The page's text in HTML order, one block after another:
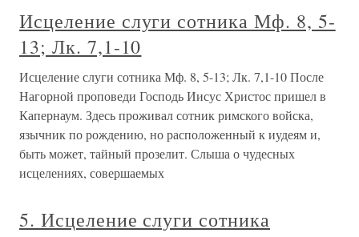
Исцеление слуги сотника Мф. 8, 5-
13; Лк. 7,1-10
Исцеление слуги сотника Мф. 8, 5-13; Лк. 7,1-10 После
Нагорной проповеди Господь Иисус Христос пришел в
Капернаум. Здесь проживал сотник римского войска,
язычник по рождению, но расположенный к иудеям и,
быть может, тайный прозелит. Слыша о чудесных
исцелениях, совершаемых
5. Исцеление слуги сотника